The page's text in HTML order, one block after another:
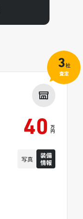
40 万
円
写真
装備
情報
3社
査定